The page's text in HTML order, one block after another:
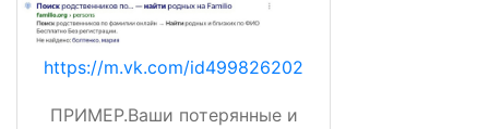
https://m.vk.com/id499826202
ПРИМЕР.Ваши потерянные и